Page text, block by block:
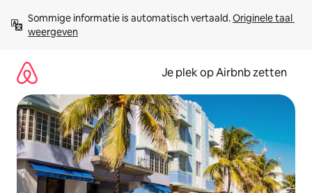
direct
naar
Sommige informatie is automatisch vertaald. Originele taal
weergeven
Je plek op Airbnb zetten